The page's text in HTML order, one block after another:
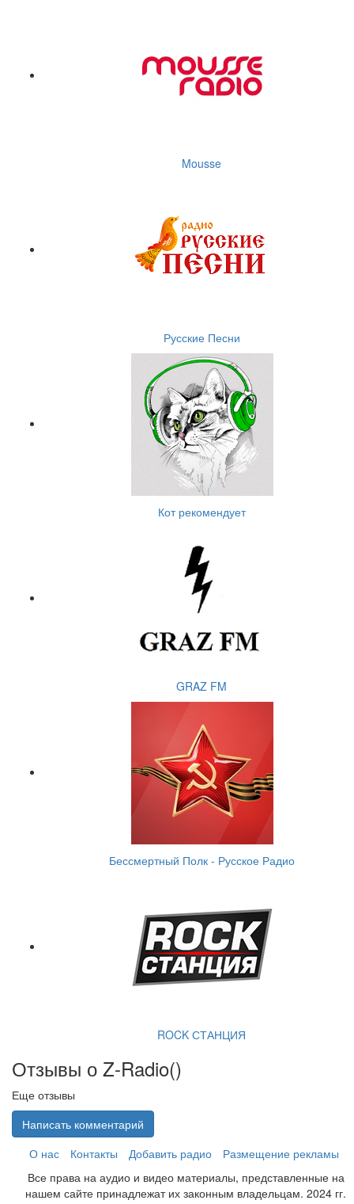
Mousse
Русские Песни
Кот рекомендует
GRAZ FM
Бессмертный Полк - Русское Радио
ROCK СТАНЦИЯ
Отзывы о Z-Radio()
Еще отзывы
Написать комментарий
О нас
Контакты Добавить радио
Размещение рекламы
Все права на аудио и видео материалы, представленные на
нашем сайте принадлежат их законным владельцам. 2024 гг.